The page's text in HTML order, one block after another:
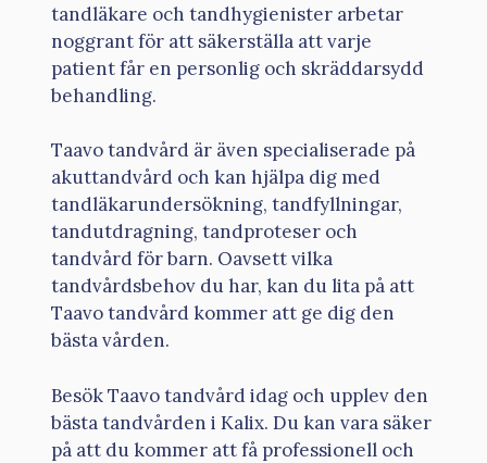
tandläkare och tandhygienister arbetar
noggrant för att säkerställa att varje
patient får en personlig och skräddarsydd
behandling.
Taavo tandvård är även specialiserade på
akuttandvård och kan hjälpa dig med
tandläkarundersökning, tandfyllningar,
tandutdragning, tandproteser och
tandvård för barn. Oavsett vilka
tandvårdsbehov du har, kan du lita på att
Taavo tandvård kommer att ge dig den
bästa vården.
Besök Taavo tandvård idag och upplev den
bästa tandvården i Kalix. Du kan vara säker
på att du kommer att få professionell och